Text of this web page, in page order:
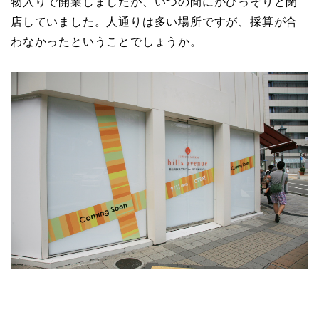
店していました。人通りは多い場所ですが、採算が合
わなかったということでしょうか。